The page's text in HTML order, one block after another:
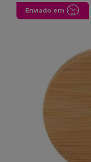
Enviado em